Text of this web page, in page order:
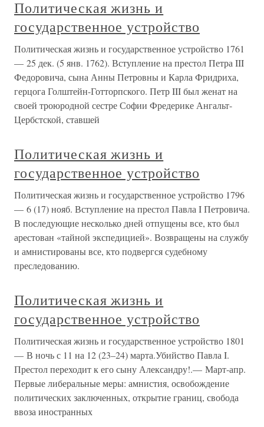
Политическая жизнь и
государственное устройство
Политическая жизнь и государственное устройство 1761
— 25 дек. (5 янв. 1762). Вступление на престол Петра III
Федоровича, сына Анны Петровны и Карла Фридриха,
герцога Голштейн-Готторпского. Петр III был женат на
своей троюродной сестре Софии Фредерике Ангальт-
Цербстской, ставшей
Политическая жизнь и
государственное устройство
Политическая жизнь и государственное устройство 1796
— 6 (17) нояб. Вступление на престол Павла I Петровича.
В последующие несколько дней отпущены все, кто был
арестован «тайной экспедицией». Возвращены на службу
и амнистированы все, кто подвергся судебному
преследованию.
Политическая жизнь и
государственное устройство
Политическая жизнь и государственное устройство 1801
— В ночь с 11 на 12 (23–24) марта.Убийство Павла I.
Престол переходит к его сыну Александру!.— Март-апр.
Первые либеральные меры: амнистия, освобождение
политических заключенных, открытие границ, свобода
ввоза иностранных